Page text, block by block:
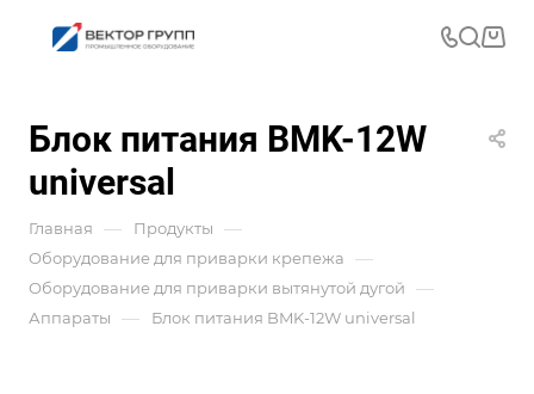
Блок питания BMK-12W
universal
Главная — Продукты —
Оборудование для приварки крепежа —
Оборудование для приварки вытянутой дугой —
Аппараты — Блок питания BMK-12W universal